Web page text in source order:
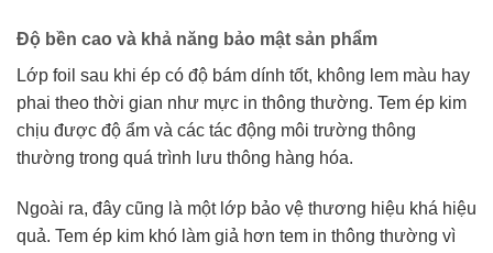
Độ bền cao và khả năng bảo mật sản phẩm
Lớp foil sau khi ép có độ bám dính tốt, không lem màu hay
phai theo thời gian như mực in thông thường. Tem ép kim
chịu được độ ẩm và các tác động môi trường thông
thường trong quá trình lưu thông hàng hóa.
Ngoài ra, đây cũng là một lớp bảo vệ thương hiệu khá hiệu
quả. Tem ép kim khó làm giả hơn tem in thông thường vì